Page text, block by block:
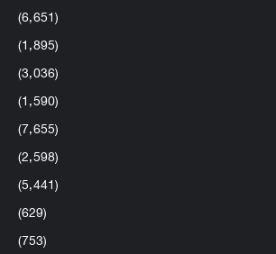
(6٬651)
(1٬895)
(3٬036)
(1٬590)
(7٬655)
(2٬598)
(5٬441)
(629)
(753)